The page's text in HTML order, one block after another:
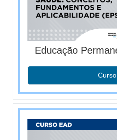
Curso